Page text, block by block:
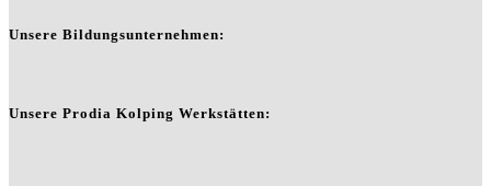
Unsere Bildungsunternehmen:
Unsere Prodia Kolping Werkstätten: